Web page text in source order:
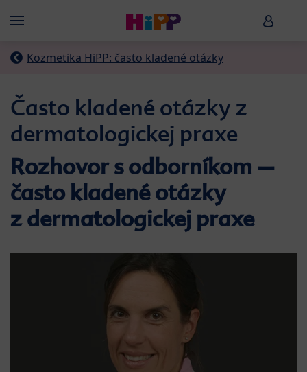
Menü HiPP
Kozmetika HiPP: často kladené otázky
Často kladené otázky z
dermatologickej praxe
Rozhovor s odborníkom –
často kladené otázky
z dermatologickej praxe